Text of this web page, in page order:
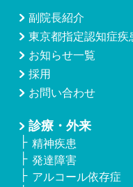
副院長紹介
東京都指定認知症疾
お知らせ一覧
採用
お問い合わせ
診療・外来
精神疾患
発達障害
アルコール依存症